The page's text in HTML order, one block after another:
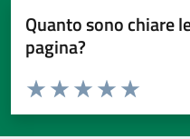
Quanto sono chiare
pagina?
Valuta da 1 a 5 stelle la pagina
Valuta 5
Valuta 4 stelle
Valuta 3 stelle su 5
Valuta 2 stelle su 5
Valuta 1 stelle su 5